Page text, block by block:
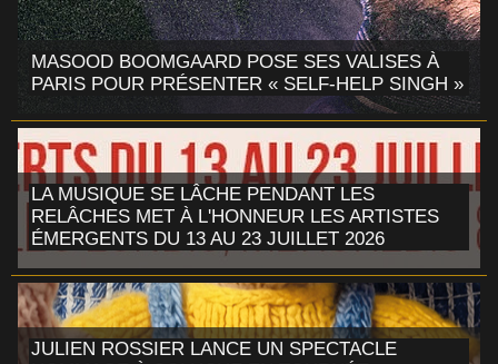
MASOOD BOOMGAARD POSE SES VALISES À
PARIS POUR PRÉSENTER « SELF-HELP SINGH »
LA MUSIQUE SE LÂCHE PENDANT LES
RELÂCHES MET À L'HONNEUR LES ARTISTES
ÉMERGENTS DU 13 AU 23 JUILLET 2026
JULIEN ROSSIER LANCE UN SPECTACLE